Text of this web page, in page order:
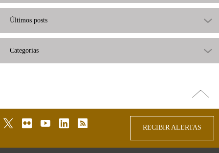
Últimos posts
Categorías
arriba
twitterflickr youtubelinkedinrss
RECIBIR ALERTAS